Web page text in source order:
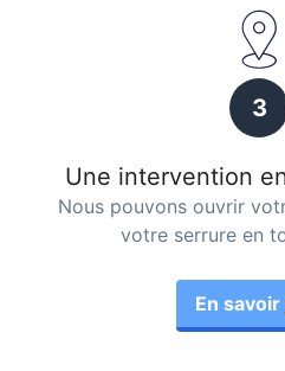
3
Une intervention
Nous pouvons ouvrir
votre serrure en
En